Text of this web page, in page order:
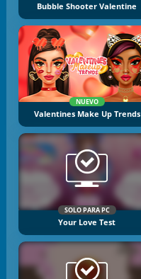
Bubble Shooter Valentine
NUEVO
Valentines Make Up Trends
SOLO PARA PC
Your Love Test